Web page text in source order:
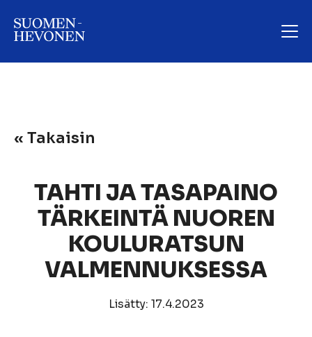
« Takaisin
TAHTI JA TASAPAINO
TÄRKEINTÄ NUOREN
KOULURATSUN
VALMENNUKSESSA
Lisätty: 17.4.2023